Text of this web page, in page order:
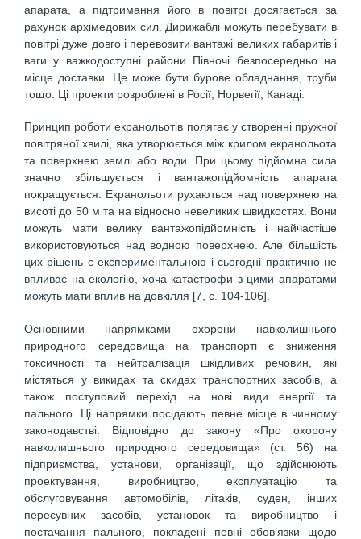
апарата, а підтримання його в повітрі досягається за
рахунок архімедових сил. Дирижаблі можуть перебувати в
повітрі дуже довго і перевозити вантажі великих габаритів і
ваги у важкодоступні райони Півночі безпосередньо на
місце доставки. Це може бути бурове обладнання, труби
тощо. Ці проекти розроблені в Росії, Норвегії, Канаді.
Принцип роботи екранольотів полягає у створенні пружної
повітряної хвилі, яка утворюється між крилом екранольота
та поверхнею землі або води. При цьому підйомна сила
значно збільшується і вантажопідйомність апарата
покращується. Екранольоти рухаються над поверхнею на
висоті до 50 м та на відносно невеликих швидкостях. Вони
можуть мати велику вантажопідйомність і найчастіше
використовуються над водною поверхнею. Але більшість
цих рішень є експериментальною і сьогодні практично не
впливає на екологію, хоча катастрофи з цими апаратами
можуть мати вплив на довкілля [7, c. 104-106].
Основними напрямками охорони навколишнього
природного середовища на транспорті є зниження
токсичності та нейтралізація шкідливих речовин, які
містяться у викидах та скидах транспортних засобів, а
також поступовий перехід на нові види енергії та
пального. Ці напрямки посідають певне місце в чинному
законодавстві. Відповідно до закону «Про охорону
навколишнього природного середовища» (ст. 56) на
підприємства, установи, організації, що здійснюють
проектування, виробництво, експлуатацію та
обслуговування автомобілів, літаків, суден, інших
пересувних засобів, установок та виробництво і
постачання пального, покладені певні обов’язки щодо